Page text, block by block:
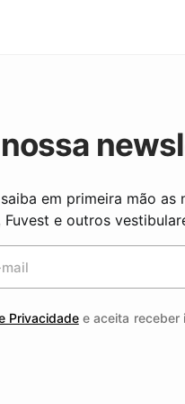
em primeira mão as
Fuvest e outros
Privacidadee aceita receber